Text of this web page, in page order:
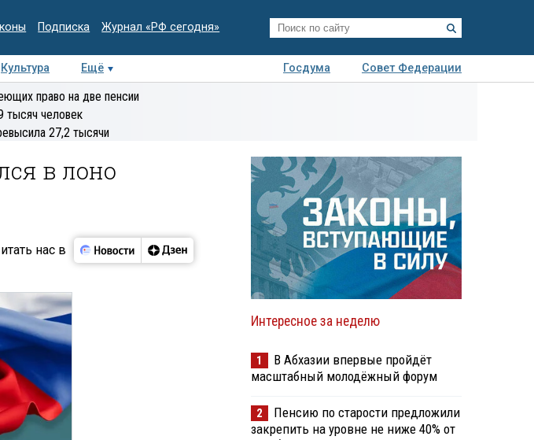
Подписка Журнал «РФ сегодня»
Культура Ещё Госдума
Совет Федерации
Колумнисты
Деловая
право на две пенсии
тысяч человек
27,2 тысячи
в лоно
нас в
Интересное за неделю
1
В Абхазии впервые пройдёт
масштабный молодёжный форум
2
Пенсию по старости предложили
закрепить на уровне не ниже 40% от